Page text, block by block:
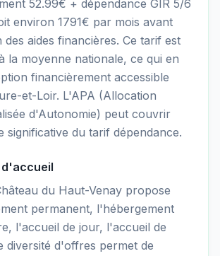
52.99€ + dépendance GIR 5/6
environ 1791€ par mois avant
des aides financières. Ce tarif est
la moyenne nationale, ce qui en
financièrement accessible
et-Loir. L'APA (Allocation
d'Autonomie) peut couvrir
significative du tarif dépendance.
d'accueil
du Haut-Venay propose
permanent, l'hébergement
l'accueil de jour, l'accueil de
diversité d'offres permet de